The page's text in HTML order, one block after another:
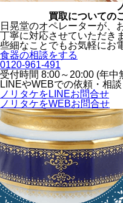
買取についての
日晃堂のオペレーターが、
丁寧に対応させていただき
些細なことでもお気軽にお
食器の相談をする
0120-961-491
受付時間 8:00～20:00 (年
LINEやWEBでの依頼・相
ノリタケをLINEお問合せ
ノリタケをWEBお問合せ
ノ